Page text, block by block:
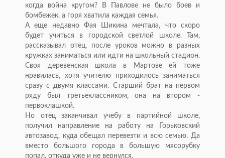
когда война кругом? В Павлове не было боев и
бомбежек, а горя хватила каждая семья.
А еще недавно Фая Шикина мечтала, что скоро
будет учиться в городской светлой школе. Там,
рассказывал отец, после уроков можно в разных
кружках заниматься или идти на школьный стадион.
Своя деревенская школа в Мартове ей тоже
нравилась, хотя учителю приходилось заниматься
сразу с двумя классами. Старший брат на первом
ряду был третьеклассником, она на втором -
первоклашкой.
Но отец заканчивал учебу в партийной школе,
получил направление на работу на Горьковский
автозавод, куда обещал перевезти и всю семью. Да
вместо большого города в большую мясорубку
попал, откуда уже и не вернулся.